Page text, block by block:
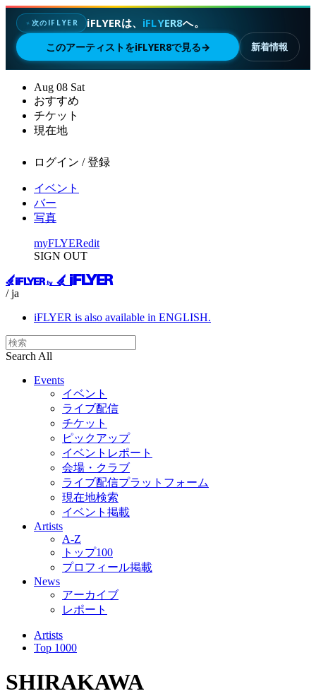
✦次のIFLYER iFLYERは、 iFLYER8へ。
このアーティストをiFLYER8で見る→ 新着情報
Aug 08 Sat
おすすめ
チケット
現在地
ログイン / 登録
イベント
バー
写真
myFLYERedit
SIGN OUT
/ ja
iFLYER is also available in ENGLISH.
Search All
Events
イベント
ライブ配信
チケット
ピックアップ
イベントレポート
会場・クラブ
ライブ配信プラットフォーム
現在地検索
イベント掲載
Artists
A-Z
トップ100
プロフィール掲載
News
アーカイブ
レポート
Artists
Top 1000
SHIRAKAWA